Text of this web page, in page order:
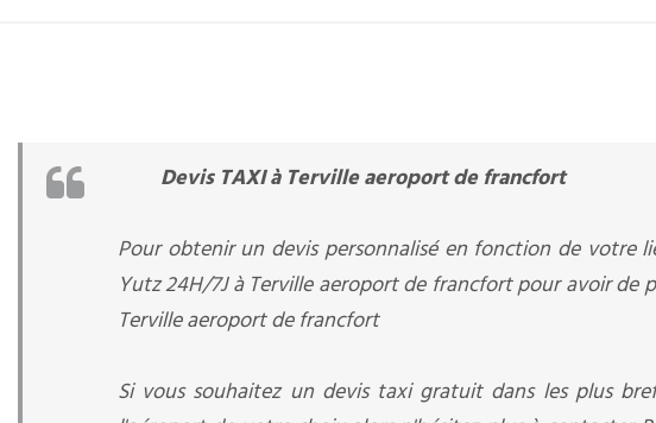
Devis TAXI à Terville aeroport de francfort
Pour obtenir un devis personnalisé en fonction de votre
Yutz 24H/7J à Terville aeroport de francfort pour avoir
Terville aeroport de francfort
Si vous souhaitez un devis taxi gratuit dans les plus